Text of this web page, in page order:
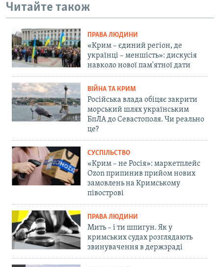
Читайте також
ПРАВА ЛЮДИНИ
«Крим – єдиний регіон, де
українці – меншість»: дискусія
навколо нової пам'ятної дати
ВІЙНА ТА КРИМ
Російська влада обіцяє закрити
морський шлях українським
БпЛА до Севастополя. Чи реально
це?
СУСПІЛЬСТВО
«Крим – не Росія»: маркетплейс
Ozon припинив прийом нових
замовлень на Кримському
півострові
ПРАВА ЛЮДИНИ
Мить – і ти шпигун. Як у
кримських судах розглядають
звинувачення в держзраді